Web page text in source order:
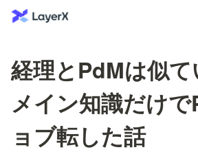
経理とPdMは似
メイン知識だけ
ョブ転した話